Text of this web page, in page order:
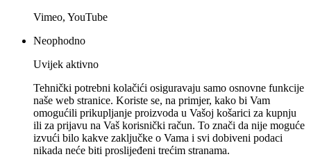
Vimeo, YouTube
Neophodno
Uvijek aktivno
Tehnički potrebni kolačići osiguravaju samo osnovne funkcije
naše web stranice. Koriste se, na primjer, kako bi Vam
omogućili prikupljanje proizvoda u Vašoj košarici za kupnju
ili za prijavu na Vaš korisnički račun. To znači da nije moguće
izvući bilo kakve zaključke o Vama i svi dobiveni podaci
nikada neće biti proslijeđeni trećim stranama.